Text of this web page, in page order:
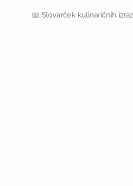
📖Slovarček kulinaričnih